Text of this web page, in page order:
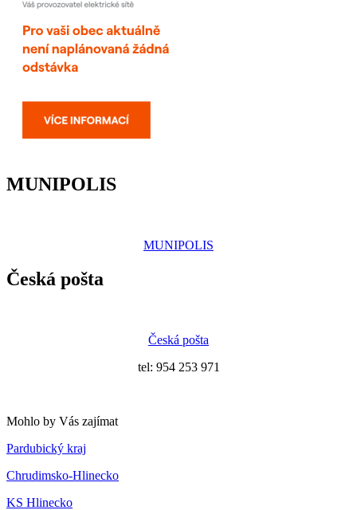
MUNIPOLIS
MUNIPOLIS
Česká pošta
Česká pošta
tel: 954 253 971
Mohlo by Vás zajímat
Pardubický kraj
Chrudimsko-Hlinecko
KS Hlinecko